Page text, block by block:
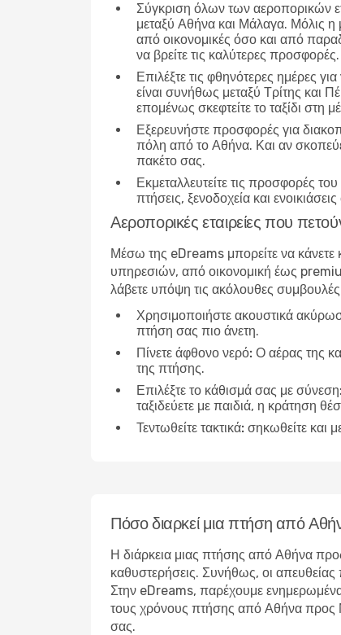
Σύγκριση όλων των αεροπορικών
μεταξύ Αθήνα και Μάλαγα. Μόλις η
από οικονομικές όσο και από
να βρείτε τις καλύτερες προσφορές.
Επιλέξτε τις φθηνότερες ημέρες
είναι συνήθως μεταξύ Τρίτης και
επομένως σκεφτείτε το ταξίδι στη
Εξερευνήστε προσφορές για
πόλη από το Αθήνα. Και αν
πακέτο σας.
Εκμεταλλευτείτε τις προσφορές
πτήσεις, ξενοδοχεία και
Αεροπορικές εταιρείες που
Μέσω της eDreams μπορείτε να
υπηρεσιών, από οικονομική έως
λάβετε υπόψη τις ακόλουθες
Χρησιμοποιήστε ακουστικά
πτήση σας πιο άνετη.
Πίνετε άφθονο νερό: Ο αέρας της
της πτήσης.
Επιλέξτε το κάθισμά σας με
ταξιδεύετε με παιδιά, η κράτηση
Τεντωθείτε τακτικά: σηκωθείτε και
Πόσο διαρκεί μια πτήση από
Η διάρκεια μιας πτήσης από Αθήνα
καθυστερήσεις. Συνήθως, οι απευθείας
Στην eDreams, παρέχουμε ενημερωμένα
τους χρόνους πτήσης από Αθήνα προς
σας.